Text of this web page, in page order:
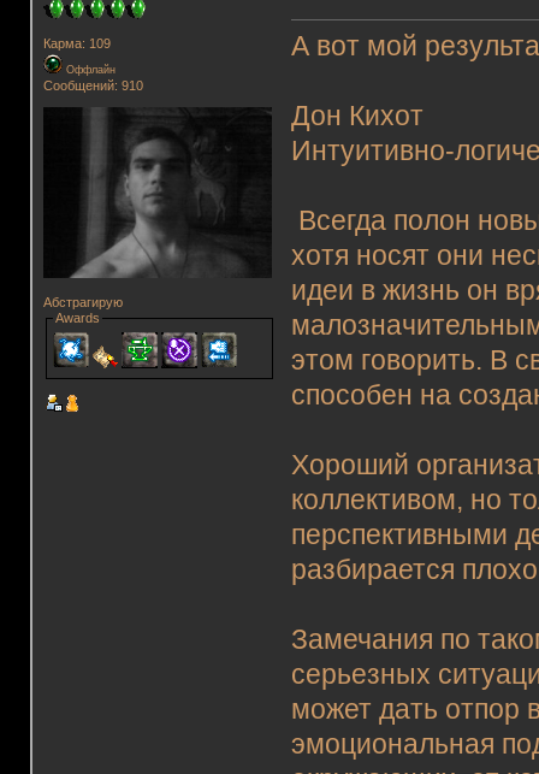
Карма: 109
Оффлайн
Сообщений: 910
Абстрагирую
Awards
А вот мой
Дон Кихот
Интуитивно-
Всегда полон
хотя носят они
идеи в жизнь он
этом говорить. В
способен на
Хороший
коллективом, но
перспективными
разбирается
Замечания по
серьезных
может дать отпор
эмоциональная